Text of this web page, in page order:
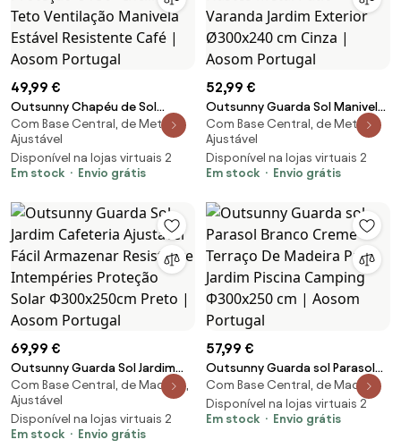
49,99 €
Outsunny Chapéu de Sol
Jardim 290x205x248 cm
Proteção UV50+ Inclinável Teto
Ventilação Manivela Estável
Resistente Café | Aosom
Com Base Central, de Metal,
Ajustável
Disponível na lojas virtuais 2
Em stock
Envio grátis
52,99 €
Outsunny Guarda Sol Manivela
Teto Inclinável 8 Hastes Metal
Pátio Varanda Jardim Exterior
Ø300x240 cm Cinza | Aosom
Portugal
Com Base Central, de Metal,
Ajustável
Disponível na lojas virtuais 2
Em stock
Envio grátis
69,99 €
Outsunny Guarda Sol Jardim
Cafeteria Ajustável Fácil
Armazenar Resistente
Intempéries Proteção Solar
Φ300x250cm Preto | Aosom
Com Base Central, de Madeira,
Ajustável
Disponível na lojas virtuais 2
Em stock
Envio grátis
57,99 €
Outsunny Guarda sol Parasol
Branco Creme Terraço De
Madeira Praia Jardim Piscina
Camping Φ300x250 cm |
Com Base Central, de Madeira
Disponível na lojas virtuais 2
Em stock
Envio grátis